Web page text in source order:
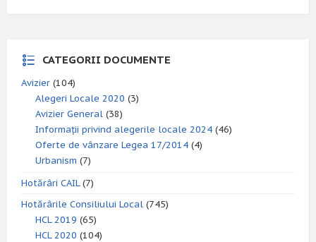
CATEGORII DOCUMENTE
Avizier (104)
Alegeri Locale 2020 (3)
Avizier General (38)
Informații privind alegerile locale 2024 (46)
Oferte de vânzare Legea 17/2014 (4)
Urbanism (7)
Hotărâri CAIL(7)
Hotărârile Consiliului Local (745)
HCL 2019 (65)
HCL 2020 (104)